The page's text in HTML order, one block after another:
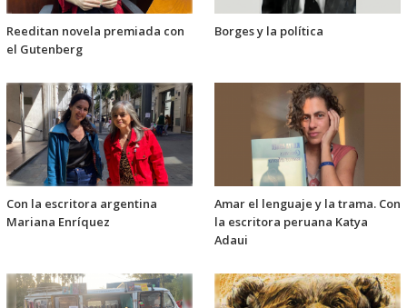
Reeditan novela premiada con
el Gutenberg
Borges y la política
Con la escritora argentina
Mariana Enríquez
Amar el lenguaje y la trama. Con
la escritora peruana Katya
Adaui